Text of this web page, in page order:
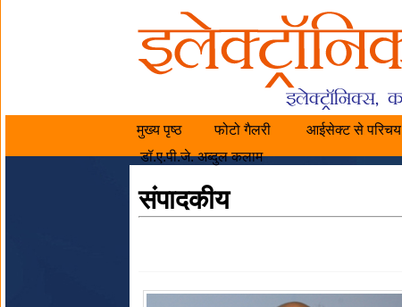
मुख्य पृष्ठ फोटो गैलरी आईसेक्ट से परिचय
डॉ.ए.पी.जे. अब्दुल कलाम
संपादकीय